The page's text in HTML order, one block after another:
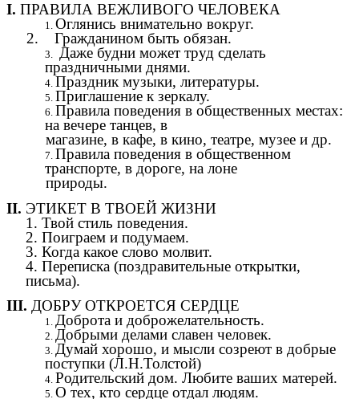
I. ПРАВИЛА ВЕЖЛИВОГО ЧЕЛОВЕКА
Оглянись внимательно вокруг.
2. Гражданином быть обязан.
Даже будни может труд сделать
праздничными днями.
Праздник музыки, литературы.
Приглашение к зеркалу.
Правила поведения в общественных местах:
на вечере танцев, в
магазине, в кафе, в кино, театре, музее и др.
Правила поведения в общественном
транспорте, в дороге, на лоне
природы.
II. ЭТИКЕТ В ТВОЕЙ ЖИЗНИ
1. Твой стиль поведения.
2. Поиграем и подумаем.
3. Когда какое слово молвит.
4. Переписка (поздравительные открытки,
письма).
III. ДОБРУ ОТКРОЕТСЯ СЕРДЦЕ
Доброта и доброжелательность.
Добрыми делами славен человек.
Думай хорошо, и мысли созреют в добрые
поступки (Л.Н.Толстой)
Родительский дом. Любите ваших матерей.
О тех, кто сердце отдал людям.